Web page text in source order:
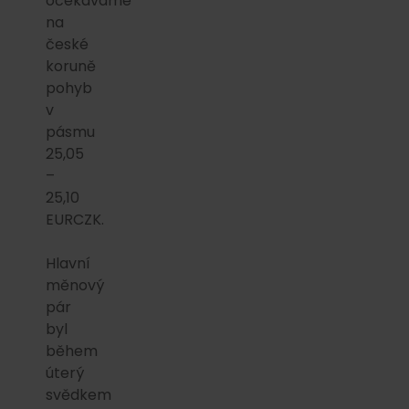
na
české
koruně
pohyb
v
pásmu
25,05
–
25,10
EURCZK.
Hlavní
měnový
pár
byl
během
úterý
svědkem